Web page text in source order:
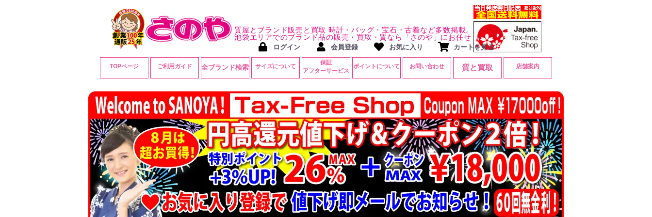
質屋とブランド販売と買取 時計・バッグ・宝石・古着など多数掲載。
池袋エリアでのブランド品の販売・買取・質なら「さのや」にお任せ
ログイン 会員登録 お気に入り カートを見る
TOPページ ご利用ガイド 全ブランド検索 サイズについて
保証
アフターサービス
ポイントについて お問い合わせ 質と買取 店舗案内